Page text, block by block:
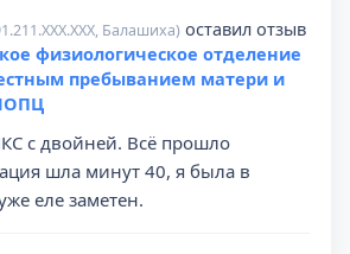
Балашиха) оставил отзыв
физиологическое отделение
пребыванием матери и
с двойней. Всё прошло
шла минут 40, я была в
еле заметен.